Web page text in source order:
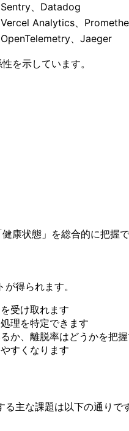
Sentry、Datadog
Vercel Analytics、
OpenTelemetry、Jaeger
を示しています。
康状態」を総合的に把握で
得られます。
受け取れます
理を特定できます
か、離脱率はどうかを把
すくなります
主な課題は以下の通りです